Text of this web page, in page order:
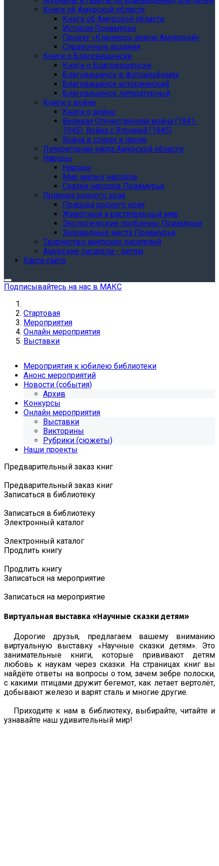
Книги об Амурской области
Книги об Амурской области
История Приамурья
Проект «Кланяюсь земле Амурской»
Справочные издания
Книги о Благовещенске
Книги о Благовещенске
Благовещенск в фотоальбомах
Благовещенск исторический
Благовещенск литературный
Книги о войне
Книги о войне
Великая Отечественная война (1941-
1945). Война с Японией (1945)
Война в стихах и прозе
Литературная карта Амурской области
Народы
Народы
Мир малых народов
Сказки народов Приамурья
Природа родного края
Природа родного края
Животный и растительный мир
Экологические проблемы Приамурья
Заповедные места Приамурья
Творчество амурских писателей
Амурские писатели - детям
Карта сайта
Подписывайтесь на нас в МАКС
Стартовая
Мероприятия
Онлайн мероприятия
Выставки
Мероприятия к юбилею библиотеки
Анонс мероприятий
Новости (события)
Архив
Конкурсы
Онлайн мероприятия
Выставки
Викторины
Рубрики (сюжеты)
Наши проекты
Предварительный заказ книг
Предварительный заказ книг
Записаться в библиотеку
Записаться в библиотеку
Электронный каталог
Электронный каталог
Продлить книгу
Продлить книгу
Записаться на мероприятие
Записаться на мероприятие
Виртуальная выставка «Научные сказки детям»
Дорогие друзья, предлагаем вашему вниманию
виртуальную выставку «Научные сказки детям». Это
занимательные книги, которые прививают детям
любовь к наукам через сказки. На страницах книг вы
найдёте ответы на вопросы о том, зачем зебре полоски,
с какими птицами дружит бегемот, как летает вертолёт,
добывают железо и варят сталь и многие другие.
Приходите к нам в библиотеку, выбирайте, читайте и
узнавайте наш удивительный мир!